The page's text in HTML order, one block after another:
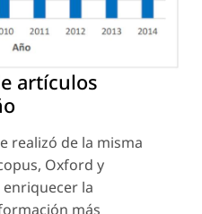
artículos
realizó de la misma
Oxford y
la
más